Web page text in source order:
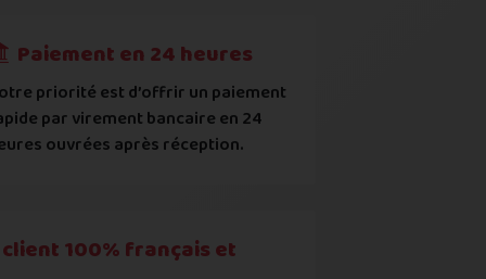
(
voir comment
ou contrefaits
Paiement en 24 heures
priorité est d’offrir un paiement
par virement bancaire en 24
ouvrées après réception.
100% français et